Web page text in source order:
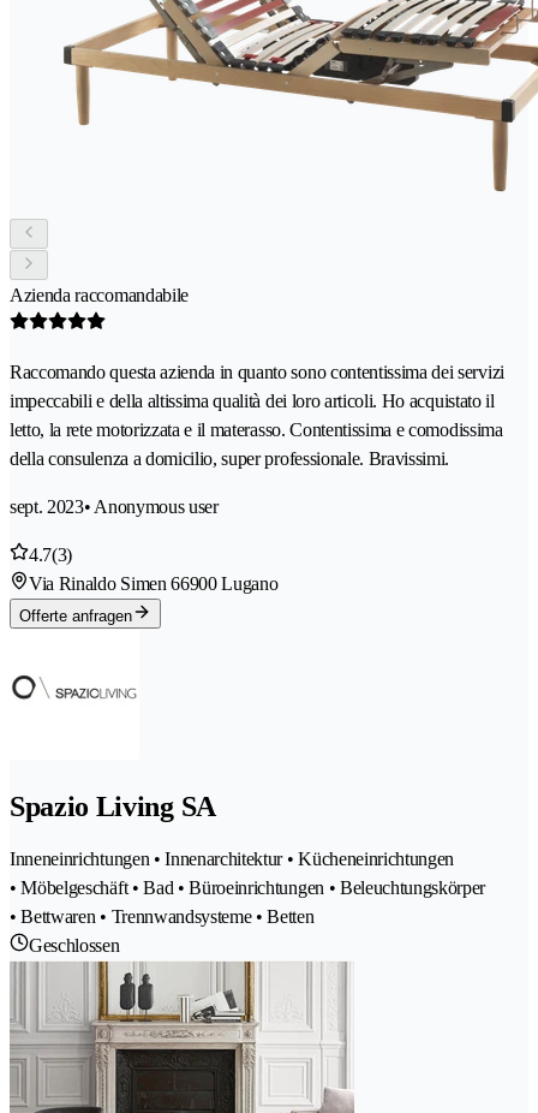
Azienda raccomandabile
Raccomando questa azienda in quanto sono contentissima dei servizi
impeccabili e della altissima qualità dei loro articoli. Ho acquistato il
letto, la rete motorizzata e il materasso. Contentissima e comodissima
della consulenza a domicilio, super professionale. Bravissimi.
sept. 2023• Anonymous user
4.7(3)
Via Rinaldo Simen 66900 Lugano
Offerte anfragen
Spazio Living SA
Inneneinrichtungen • Innenarchitektur • Kücheneinrichtungen
• Möbelgeschäft • Bad • Büroeinrichtungen • Beleuchtungskörper
• Bettwaren • Trennwandsysteme • Betten
Geschlossen